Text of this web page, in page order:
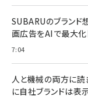
￥
マ
組
全
技
SUBARUのブランド
画広告をAIで最大化
7:04
人と機械の両方に読
に自社ブランドは表